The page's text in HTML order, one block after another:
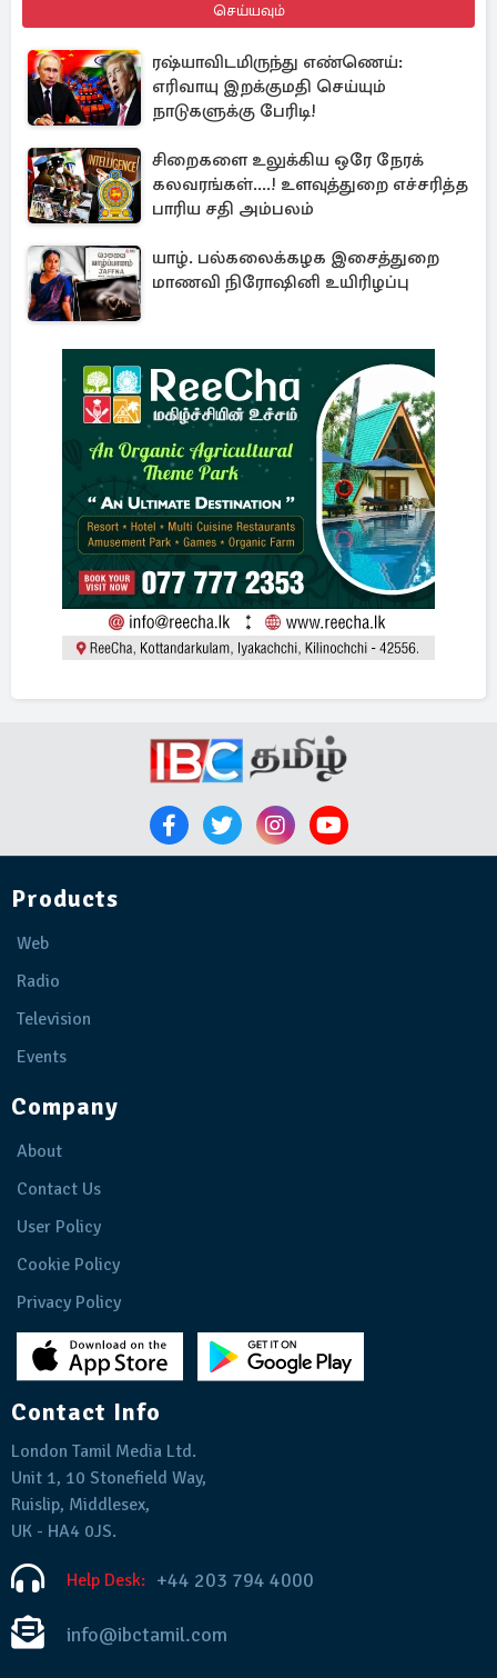
செய்யவும்
ரஷ்யாவிடமிருந்து எண்ணெய்:
எரிவாயு இறக்குமதி செய்யும்
நாடுகளுக்கு பேரிடி!
சிறைகளை உலுக்கிய ஒரே நேரக்
கலவரங்கள்....! உளவுத்துறை எச்சரித்த
பாரிய சதி அம்பலம்
யாழ். பல்கலைக்கழக இசைத்துறை
மாணவி நிரோஷினி உயிரிழப்பு
Products
Web
Radio
Television
Events
Company
About
Contact Us
User Policy
Cookie Policy
Privacy Policy
Contact Info
London Tamil Media Ltd.
Unit 1, 10 Stonefield Way,
Ruislip, Middlesex,
UK - HA4 0JS.
Help Desk: +44 203 794 4000
info@ibctamil.com